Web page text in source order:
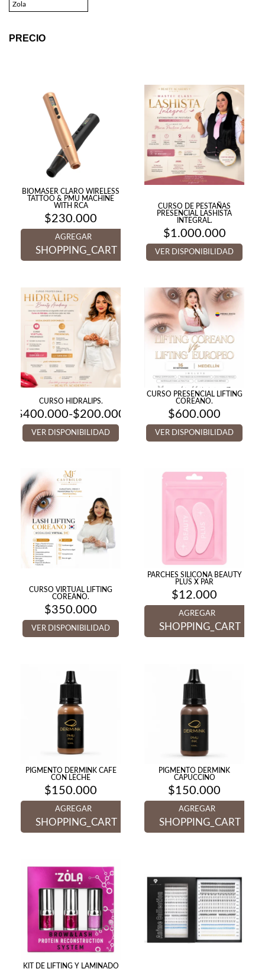
Zola
PRECIO
BIOMASER CLARO WIRELESS
TATTOO & PMU MACHINE
WITH RCA
$230.000
AGREGAR
SHOPPING_CART
CURSO DE PESTAÑAS
PRESENCIAL LASHISTA
INTEGRAL.
$1.000.000
VER DISPONIBILIDAD
CURSO HIDRALIPS.
$200.000
-
$400.000
Rango
de
precios:
desde
VER DISPONIBILIDAD
CURSO PRESENCIAL LIFTING
COREANO.
$600.000
VER DISPONIBILIDAD
CURSO VIRTUAL LIFTING
COREANO.
$350.000
VER DISPONIBILIDAD
PARCHES SILICONA BEAUTY
PLUS X PAR
$12.000
AGREGAR
SHOPPING_CART
PIGMENTO DERMINK CAFE
CON LECHE
$150.000
AGREGAR
SHOPPING_CART
PIGMENTO DERMINK
CAPUCCINO
$150.000
AGREGAR
SHOPPING_CART
KIT DE LIFTING Y LAMINADO